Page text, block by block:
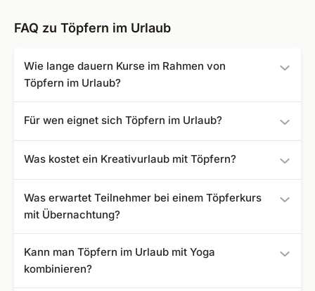
FAQ zu Töpfern im Urlaub
Wie lange dauern Kurse im Rahmen von
Töpfern im Urlaub?
haben Teilnehmer genügend Zeit, Techniken zu erlernen
und eigene Werke aus Ton oder Keramik zu gestalten.
Für wen eignet sich Töpfern im Urlaub?
kreative Einsteiger und alle, die in kleinen Gruppen mit
persönlicher Anleitung arbeiten möchten. Auch erfahrene
Teilnehmer profitieren von neuen Impulsen.
Was kostet ein Kreativurlaub mit Töpfern?
Kreativurlaub zum Töpfern bereits ab 106 €.
Was erwartet Teilnehmer bei einem Töpferkurs
mit Übernachtung?
Ton und Glasuren sowie eine passende Unterkunft, die
Erholung und kreatives Arbeiten miteinander verbindet.
Kann man Töpfern im Urlaub mit Yoga
kombinieren?